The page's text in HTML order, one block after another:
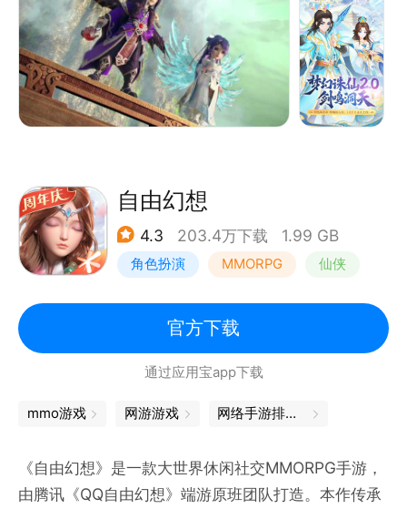
典玩法，更加入美女主播、同城交友、跨服聊天、趣味
抢亲、花车巡游等多样亲密社交玩法，给您与众不同的
萌派仙侠回合体验！
更多福利资源，请加入官方QQ群：217994170、
563252656
自由幻想
4.3 203.4万下载 1.99 GB
角色扮演 MMORPG 仙侠
官方下载
通过应用宝app下载
mmo游戏 网游游戏 网络手游排行榜
《自由幻想》是一款大世界休闲社交MMORPG手游，
由腾讯《QQ自由幻想》端游原班团队打造。本作传承